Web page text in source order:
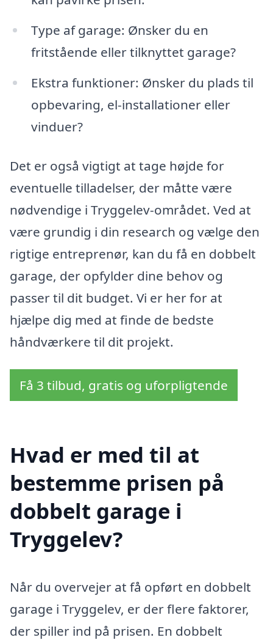
Type af garage: Ønsker du en
fritstående eller tilknyttet garage?
Ekstra funktioner: Ønsker du plads til
opbevaring, el-installationer eller
vinduer?
Det er også vigtigt at tage højde for
eventuelle tilladelser, der måtte være
nødvendige i Tryggelev-området. Ved at
være grundig i din research og vælge den
rigtige entreprenør, kan du få en dobbelt
garage, der opfylder dine behov og
passer til dit budget. Vi er her for at
hjælpe dig med at finde de bedste
håndværkere til dit projekt.
Få 3 tilbud, gratis og uforpligtende
Hvad er med til at
bestemme prisen på
dobbelt garage i
Tryggelev?
Når du overvejer at få opført en dobbelt
garage i Tryggelev, er der flere faktorer,
der spiller ind på prisen. En dobbelt